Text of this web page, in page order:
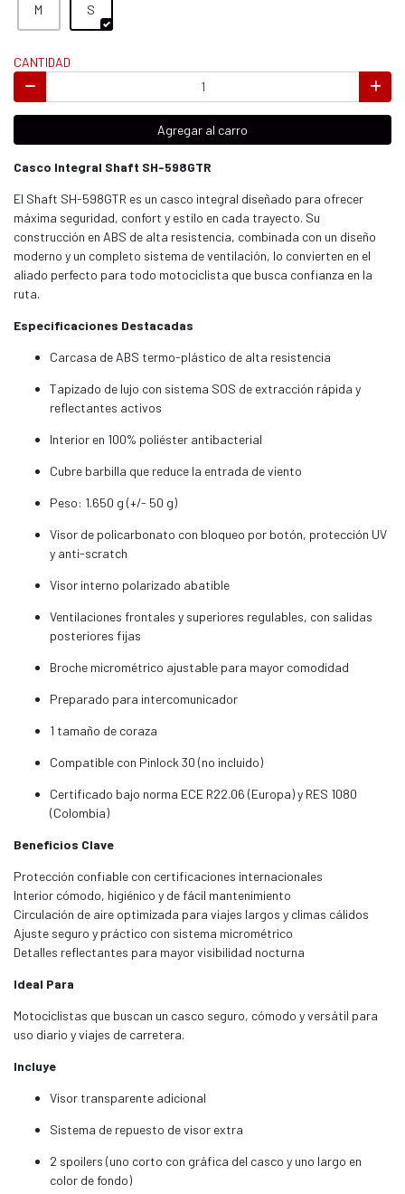
M S
CANTIDAD
Agregar al carro
Casco Integral Shaft SH-598GTR
El Shaft SH-598GTR es un casco integral diseñado para ofrecer
máxima seguridad, confort y estilo en cada trayecto. Su
construcción en ABS de alta resistencia, combinada con un diseño
moderno y un completo sistema de ventilación, lo convierten en el
aliado perfecto para todo motociclista que busca confianza en la
ruta.
Especificaciones Destacadas
Carcasa de ABS termo-plástico de alta resistencia
Tapizado de lujo con sistema SOS de extracción rápida y
reflectantes activos
Interior en 100% poliéster antibacterial
Cubre barbilla que reduce la entrada de viento
Peso: 1.650 g (+/- 50 g)
Visor de policarbonato con bloqueo por botón, protección UV
y anti-scratch
Visor interno polarizado abatible
Ventilaciones frontales y superiores regulables, con salidas
posteriores fijas
Broche micrométrico ajustable para mayor comodidad
Preparado para intercomunicador
1 tamaño de coraza
Compatible con Pinlock 30 (no incluido)
Certificado bajo norma ECE R22.06 (Europa) y RES 1080
(Colombia)
Beneficios Clave
Protección confiable con certificaciones internacionales
Interior cómodo, higiénico y de fácil mantenimiento
Circulación de aire optimizada para viajes largos y climas cálidos
Ajuste seguro y práctico con sistema micrométrico
Detalles reflectantes para mayor visibilidad nocturna
Ideal Para
Motociclistas que buscan un casco seguro, cómodo y versátil para
uso diario y viajes de carretera.
Incluye
Visor transparente adicional
Sistema de repuesto de visor extra
2 spoilers (uno corto con gráfica del casco y uno largo en
color de fondo)